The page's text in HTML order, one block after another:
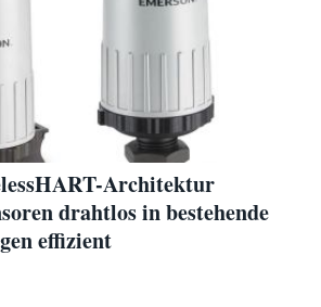
Architektur
drahtlos in bestehende
effizient